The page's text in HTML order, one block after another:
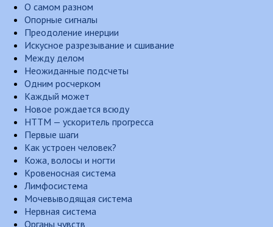
О самом разном
Опорные сигналы
Преодоление инерции
Искусное разрезывание и сшивание
Между делом
Неожиданные подсчеты
Одним росчерком
Каждый может
Новое рождается всюду
НТТМ — ускоритель прогресса
Первые шаги
Как устроен человек?
Кожа, волосы и ногти
Кровеносная система
Лимфосистема
Мочевыводящая система
Нервная система
Органы чувств